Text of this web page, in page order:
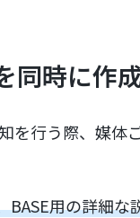
同時に作
を行う際、媒
用の詳細